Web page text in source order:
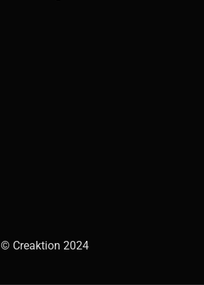
© Creaktion 2024